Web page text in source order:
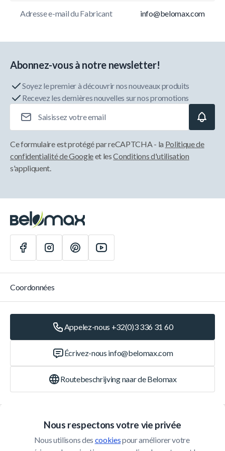
Adresse e-mail du Fabricant info@belomax.com
Nous respectons votre vie privée
Nous utilisons des cookies pour améliorer votre
Abonnez-vous à notre newsletter!
Soyez le premier à découvrir nos nouveaux produits
Recevez les dernières nouvelles sur nos promotions
Ce formulaire est protégé par reCAPTCHA - la Politique de
confidentialité de Googleet lesConditions d'utilisation
s'appliquent.
Service Client
Coordonnées
Appelez-nous +32(0)3 336 31 60
Écrivez-nous info@belomax.com
Routebeschrijving naar de Belomax